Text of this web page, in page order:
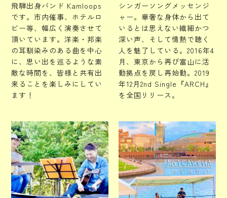
飛騨出身バンド Kamloops
です。市内催事、ホテルロ
ビー等、幅広く演奏させて
頂いています。洋楽・邦楽
の耳馴染みのある曲を中心
に、思い出を巡るような素
敵な時間を、皆様と共有出
来ることを楽しみにしてい
ます！
シンガーソングメッセンジ
ャー。華奢な身体から出て
いるとは思えない繊細かつ
深い声、そして情熱で聴く
人を魅了している。2016年4
月、東京から再び富山に活
動拠点を戻し再始動。2019
年12月2nd Single『ARCH』
を全国リリース。